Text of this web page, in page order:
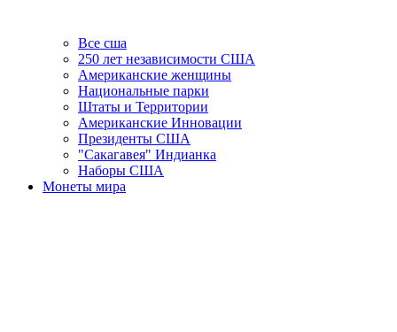
Все сша
250 лет независимости США
Американские женщины
Национальные парки
Штаты и Территории
Американские Инновации
Президенты США
"Сакагавея" Индианка
Наборы США
Монеты мира